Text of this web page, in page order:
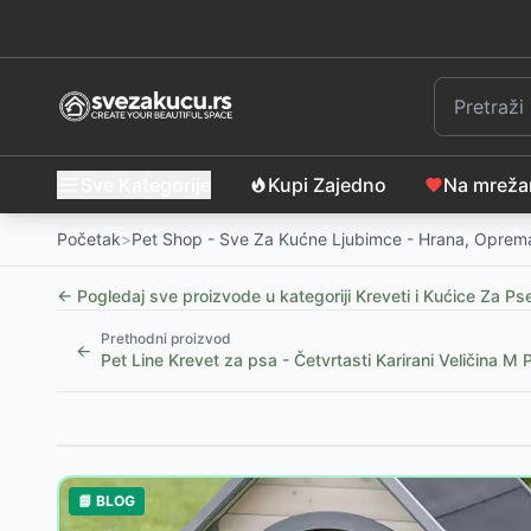
Kupi Zajedno Na
Početak>Pet Shop - Sve Za Kućne Ljubimce - Hrana,
← Pogledaj sve proizvode u kategoriji Kreveti i Kućice Za
←
Prethodni proizvod
Pet Line Krevet za psa - Četvrtasti Karirani Veličina M
Prostirka za pse i mačke 90x70cm Valentin pink
Prostirka za pse i mačke 90x70cm Valentin lila
📘 BLOG